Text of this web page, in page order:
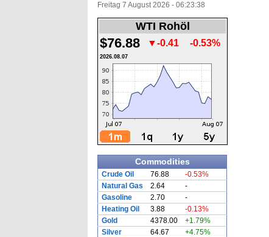
Freitag 7 August 2026 - 06:23:38
WTI Rohöl
$76.88 ▼-0.41 -0.53%
2026.08.07
Commodities
Crude Oil 76.88
-0.53%
Natural Gas
2.64
-
Gasoline
2.70
-
Heating Oil
3.88
-0.13%
Gold
4378.00
+1.79%
Silver
64.67
+4.75%